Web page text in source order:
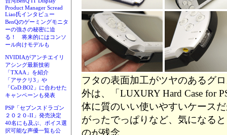
Product Manager Scread
Liao氏インタビュー
BenQのゲーミングモニタ
ーの強さの秘密に迫
る！ 将来的にはコンソ
ール向けモデルも
NVIDIAがアンチエイリ
アシング最新技術
「TXAA」を紹介
「アサクリ3」や
「CoD:BO2」に合わせた
キャンペーンも発表
PSP「セブンスドラゴン
２０２０-II」発売決定
40名にも及ぶ、ボイス選
択可能な声優一覧も公
フタの表面加工がツヤのあるグ
外は、「LUXURY Hard Case for
体に質のいい使いやすいケース
がったでっぱりなど、気になる
のが残念